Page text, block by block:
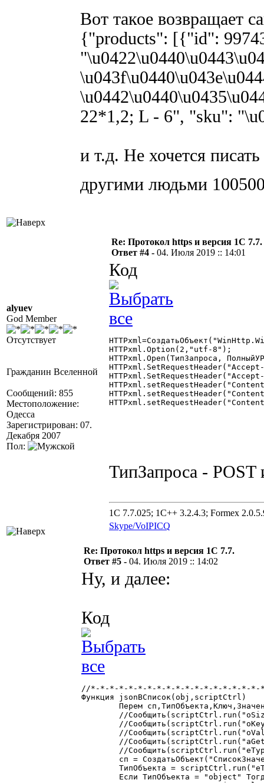
Вот такое возвращает
{"products": [{"id":
22*1,2; L - 6", "sku":
и т.д. Не хочется
другими людьми
alyuev
God Member
Отсутствует
Гражданин Вселенной
Сообщений: 855
Местоположение:
Одесса
Зарегистрирован: 07.
Декабря 2007
Пол:
Re: Протокол https и версия 1С 7.7.
Ответ #4 - 04. Июля 2019 :: 14:01
Код
HTTPxml.Option(2,"utf-8");
HTTPxml.Open(ТипЗапроса,
ТипЗапроса - POST
1C 7.7.025; 1C++ 3.2.4.3; Formex
Skype/VoIPICQ
Re: Протокол https и версия 1С 7.7.
Ответ #5 - 04. Июля 2019 :: 14:02
Ну, и далее:
Код
//*-*-*-*-*-*-*-*-*-*-*-*-*-*-*-*-*-*-*-
Функция jsonВСписок(obj,scriptCtrl)